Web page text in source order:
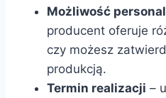
Możliwość
producent oferuje
czy możesz
produkcją.
Termin realizacji –